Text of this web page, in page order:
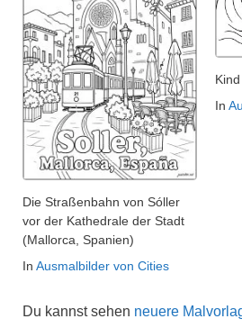
Die Straßenbahn von Sóller
vor der Kathedrale der Stadt
(Mallorca, Spanien)
In Ausmalbilder von Cities
In
Du kannst sehen neuere